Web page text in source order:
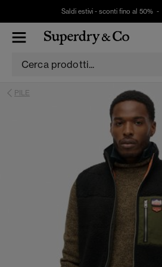
Saldi estivi - sconti fino al 50% -
PILE